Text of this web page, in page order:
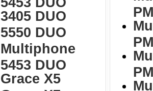
3405 DUO
5550 DUO
Multiphone
5453 DUO
Grace X5